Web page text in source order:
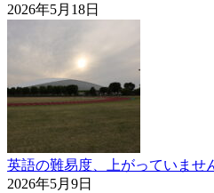
2026年5月18日
英語の難易度、上がっていませ
2026年5月9日